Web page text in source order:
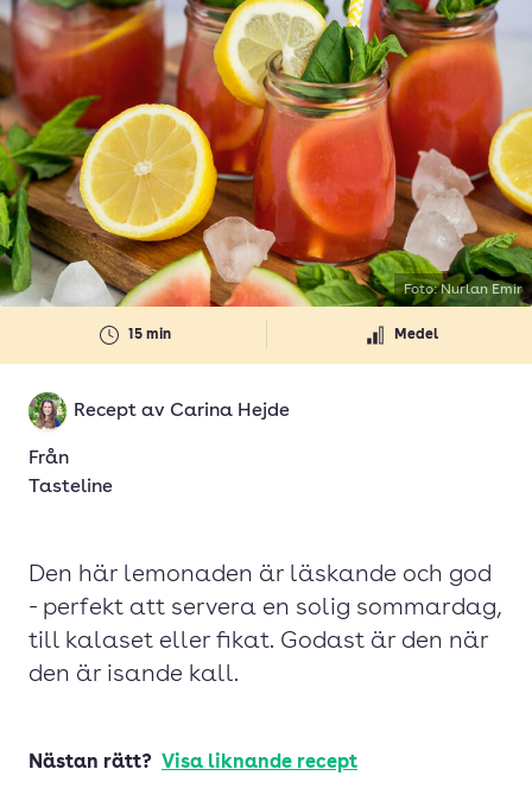
15 min Medel
Recept av Carina Hejde
Från
Tasteline
Den här lemonaden är läskande och god
- perfekt att servera en solig sommardag,
till kalaset eller fikat. Godast är den när
den är isande kall.
Foto: Nurlan Emir
Nästan rätt? Visa liknande recept